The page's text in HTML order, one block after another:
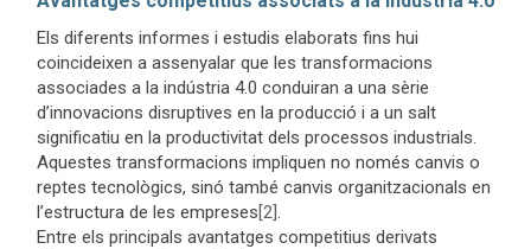
Els diferents informes i estudis elaborats fins hui
coincideixen a assenyalar que les transformacions
associades a la indústria 4.0 conduiran a una sèrie
d’innovacions disruptives en la producció i a un salt
significatiu en la productivitat dels processos industrials.
Aquestes transformacions impliquen no només canvis o
reptes tecnològics, sinó també canvis organitzacionals en
l’estructura de les empreses[2].
Entre els principals avantatges competitius derivats